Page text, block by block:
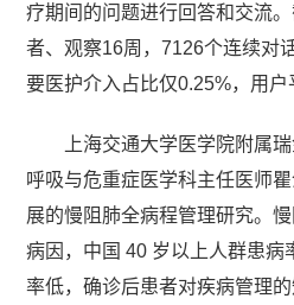
疗期间的问题进行回答和交流
者、观察16周，7126个连续对
要医护介入占比仅0.25%，用户
上海交通大学医学院附属
呼吸与危重症医学科主任医师
展的慢阻肺全病程管理研究。
病因，中国 40 岁以上人群患病
率低，确诊后患者对疾病管理